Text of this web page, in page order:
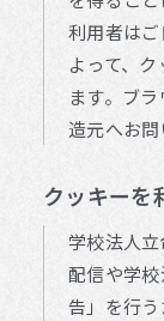
利用者は
よって、
ます。ブ
造元へお問
クッキーを
学校法人
配信や学
告」を行